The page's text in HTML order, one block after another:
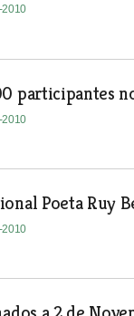
2010
participantes
2010
Poeta Ruy
2010